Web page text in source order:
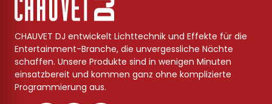
CHAUVET DJ entwickelt Lichttechnik und Effekte für die
Entertainment-Branche, die unvergessliche Nächte
schaffen. Unsere Produkte sind in wenigen Minuten
einsatzbereit und kommen ganz ohne komplizierte
Programmierung aus.